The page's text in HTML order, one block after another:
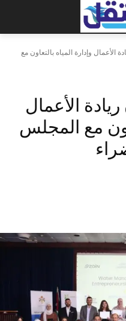
الأعمال وإدارة المياه بالتعاون مع
الأعمال
مع المجلس